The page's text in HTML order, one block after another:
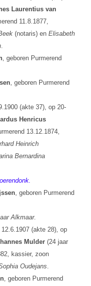
Laurentius van
11.8.1877,
(notaris) en Elisabeth
.
, geboren Purmerend
, geboren Purmerend
(akte 37), op 20-
Henricus
13.12.1874,
Heinrich
Bernardina
, geboren Purmerend
Alkmaar.
(akte 28), op
Mulder(24 jaar
kassier, zoon
Oudejans
, geboren Purmerend